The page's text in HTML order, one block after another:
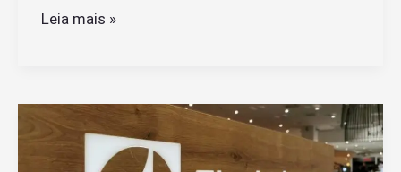
Como
Está
Fora
Leia mais »